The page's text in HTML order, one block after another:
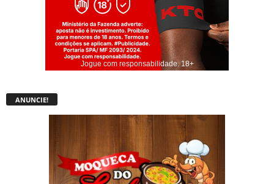
Jogue com responsabilidade. 18+
ANUNCIE!